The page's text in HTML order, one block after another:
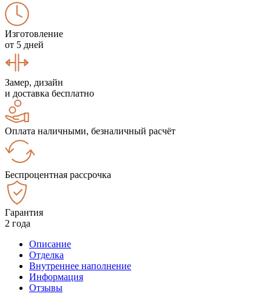
Изготовление
от 5 дней
Замер, дизайн
и доставка бесплатно
Оплата наличными, безналичный расчёт
Беспроцентная рассрочка
Гарантия
2 года
Описание
Отделка
Внутреннее наполнение
Информация
Отзывы